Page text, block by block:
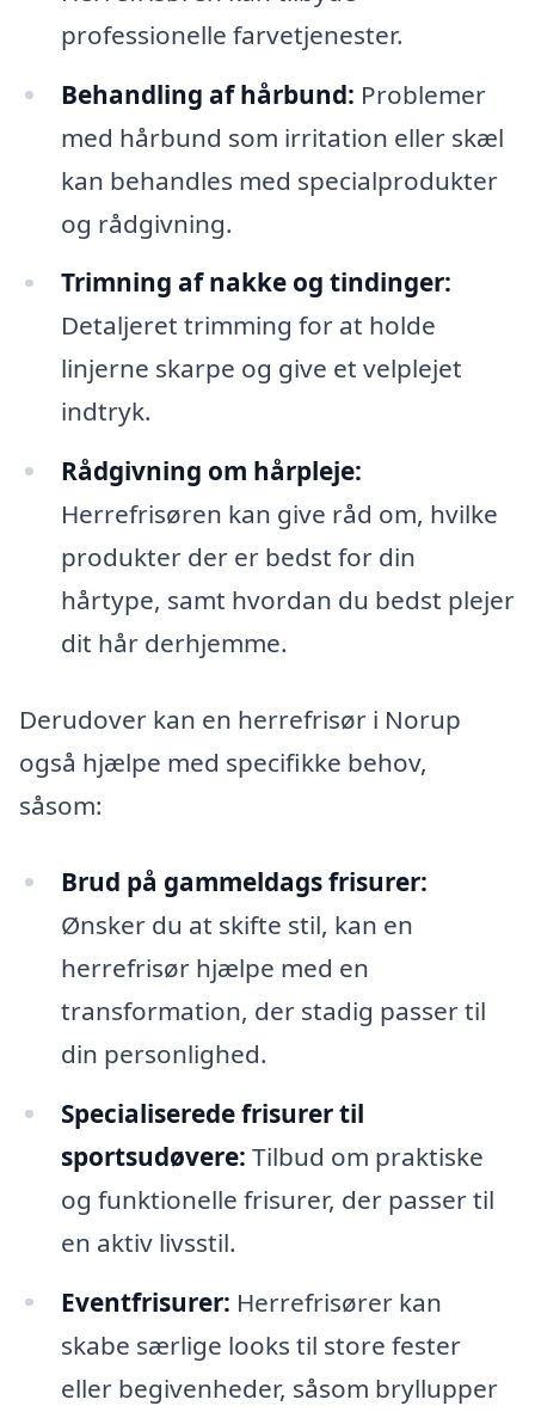
professionelle farvetjenester.
Behandling af hårbund: Problemer
med hårbund som irritation eller skæl
kan behandles med specialprodukter
og rådgivning.
Trimning af nakke og tindinger:
Detaljeret trimming for at holde
linjerne skarpe og give et velplejet
indtryk.
Rådgivning om hårpleje:
Herrefrisøren kan give råd om, hvilke
produkter der er bedst for din
hårtype, samt hvordan du bedst plejer
dit hår derhjemme.
Derudover kan en herrefrisør i Norup
også hjælpe med specifikke behov,
såsom:
Brud på gammeldags frisurer:
Ønsker du at skifte stil, kan en
herrefrisør hjælpe med en
transformation, der stadig passer til
din personlighed.
Specialiserede frisurer til
sportsudøvere: Tilbud om praktiske
og funktionelle frisurer, der passer til
en aktiv livsstil.
Eventfrisurer: Herrefrisører kan
skabe særlige looks til store fester
eller begivenheder, såsom bryllupper